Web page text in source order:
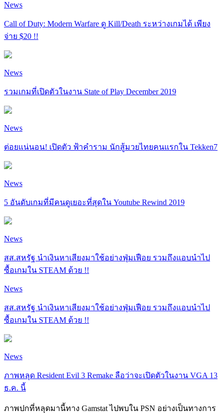
News
Call of Duty: Modern Warfare ดู Kill/Death ระหว่างเกมได้ เพียง
จ่าย $20 !!
News
รวมเกมที่เปิดตัวในงาน State of Play December 2019
News
ต่อยแน่นอน! เปิดตัว ฟ้าคำราม นักสู้มวยไทยคนแรกใน Tekken7
News
5 อันดับเกมที่มีคนดูเยอะที่สุดใน Youtube Rewind 2019
News
สส.สหรัฐ นำเงินหาเสียงมาใช้อย่างฟุ่มเฟือย รวมถึงแอบนำไป
ซื้อเกมใน STEAM ด้วย !!
News
สส.สหรัฐ นำเงินหาเสียงมาใช้อย่างฟุ่มเฟือย รวมถึงแอบนำไป
ซื้อเกมใน STEAM ด้วย !!
News
ภาพหลุด Resident Evil 3 Remake ลือว่าจะเปิดตัวในงาน VGA 13
ธ.ค. นี้
ภาพปกที่หลุดมานี้ทาง Gamstat ไปพบใน PSN อย่างเป็นทางการ